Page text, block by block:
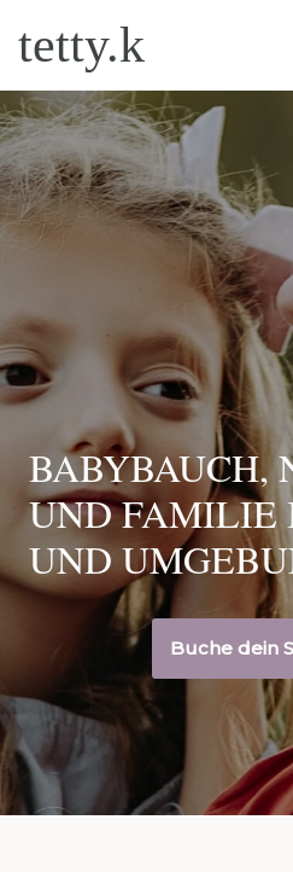
Zum
Inhalt
springen
tetty.k
BABYBAUCH,
UND FAMILIE
UND
Buche dein